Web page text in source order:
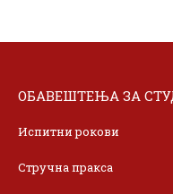
ОБАВЕШТЕЊА ЗА
Испитни рокови
Стручна пракса